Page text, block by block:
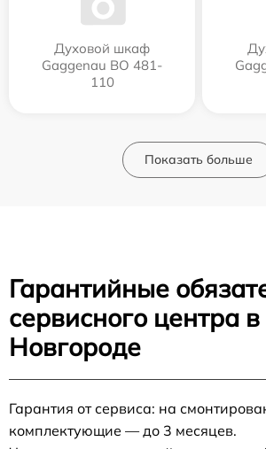
Духовой шкаф
Gaggenau BO 481-
110
Показать больше
Гарантийные
сервисного центра
Новгороде
Гарантия от сервиса: на
комплектующие — до 3 месяцев.